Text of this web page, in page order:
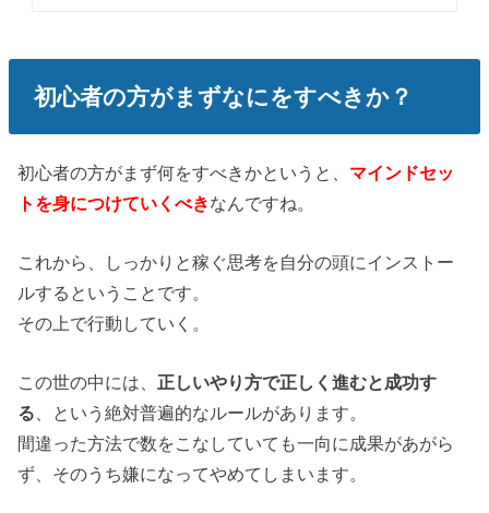
初心者の方がまずなにをすべきか？
初心者の方がまず何をすべきかというと、 マインドセッ
トを身につけていくべきなんですね。
これから、しっかりと稼ぐ思考を自分の頭にインストー
ルするということです。
その上で行動していく。
この世の中には、 正しいやり方で正しく進むと成功す
る 、という絶対普遍的なルールがあります。
間違った方法で数をこなしていても一向に成果があがら
ず、そのうち嫌になってやめてしまいます。